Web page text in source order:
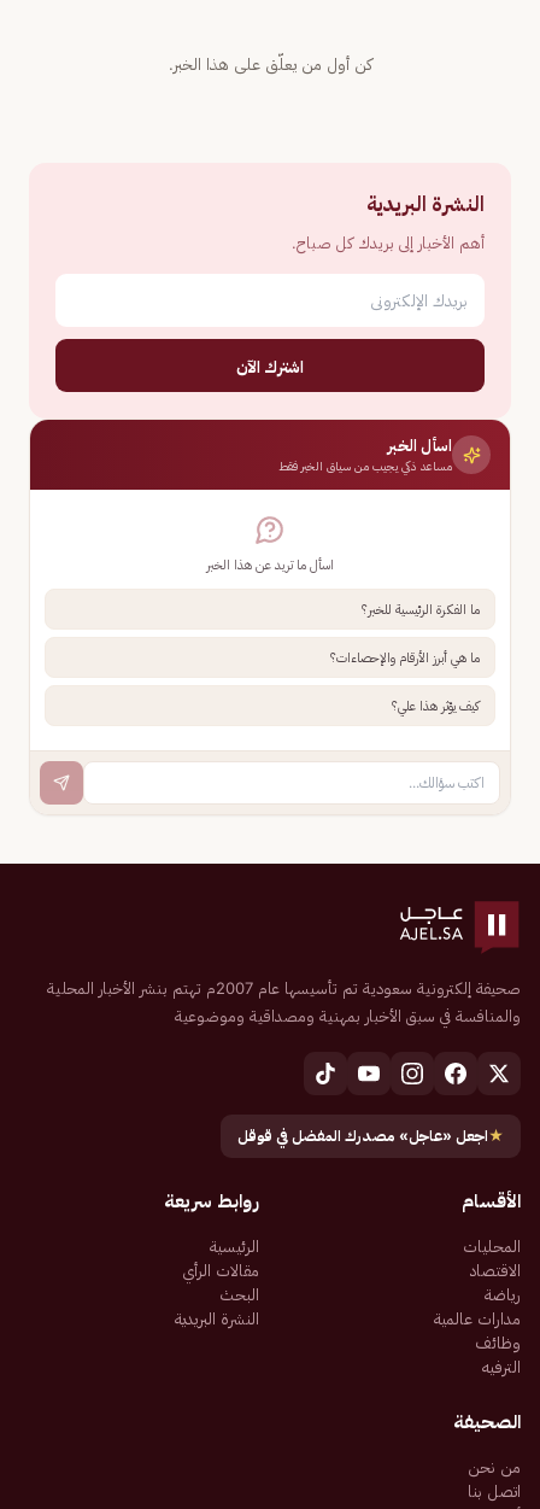
كن أول من يعلّق على هذا الخبر.
النشرة البريدية
أهم الأخبار إلى بريدك كل صباح.
اشترك الآن
اسأل الخبر
مساعد ذكي يجيب من سياق الخبر فقط
اسأل ما تريد عن هذا الخبر
ما الفكرة الرئيسية للخبر؟
ما هي أبرز الأرقام والإحصاءات؟
كيف يؤثر هذا علي؟
صحيفة إلكترونية سعودية تم تأسيسها عام 2007م تهتم بنشر الأخبار المحلية
والمنافسة في سبق الأخبار بمهنية ومصداقية وموضوعية
★اجعل «عاجل» مصدرك المفضل في قوقل
الأقسام
المحليات
الاقتصاد
رياضة
مدارات عالمية
وظائف
الترفيه
روابط سريعة
الرئيسية
مقالات الرأي
البحث
النشرة البريدية
الصحيفة
من نحن
اتصل بنا